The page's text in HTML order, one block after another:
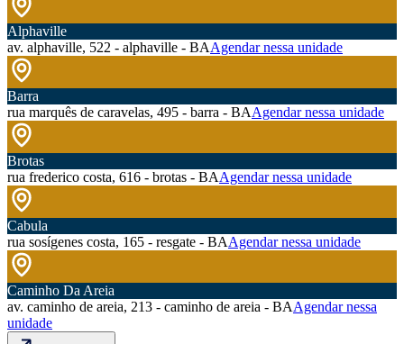
Alphaville
av. alphaville, 522 - alphaville - BAAgendar nessa unidade
Barra
rua marquês de caravelas, 495 - barra - BAAgendar nessa unidade
Brotas
rua frederico costa, 616 - brotas - BAAgendar nessa unidade
Cabula
rua sosígenes costa, 165 - resgate - BAAgendar nessa unidade
Caminho Da Areia
av. caminho de areia, 213 - caminho de areia - BAAgendar nessa
unidade